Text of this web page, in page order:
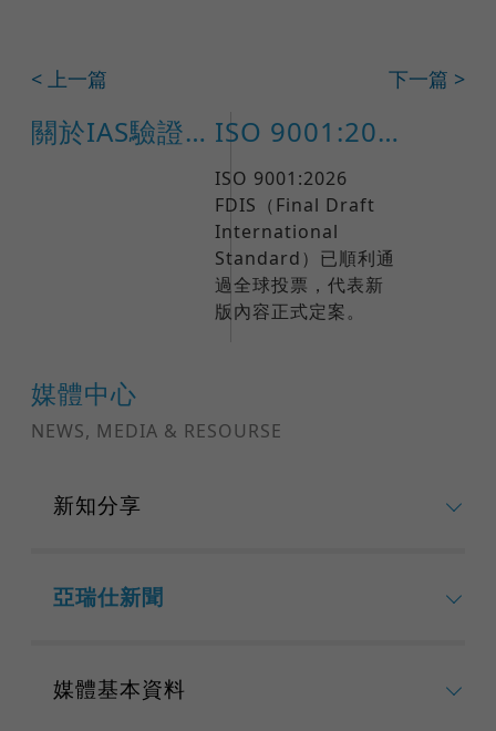
媒體中心
NEWS, MEDIA & RESOURSE
新知分享
亞瑞仕新聞
媒體基本資料
< 上一篇 下一篇 >
關於IAS驗證申請及轉換之相關事項致客戶函 ISO 9001:2026 正式發布日期確定！企業品質管理迎向全新里程碑
ISO 9001:2026
FDIS（Final Draft
International
Standard）已順利通
過全球投票，代表新
版內容正式定案。